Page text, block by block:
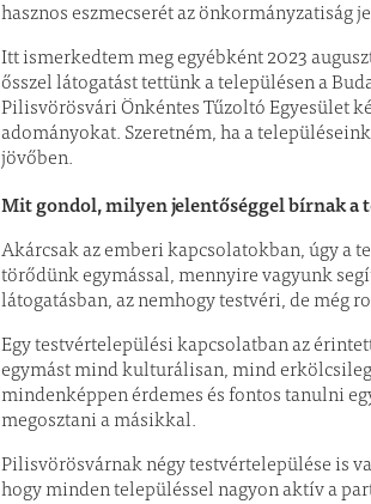
hasznos eszmecserét az
Itt ismerkedtem meg egyébként 2023
ősszel látogatást tettünk a településen a
Pilisvörösvári Önkéntes Tűzoltó Egyesület
adományokat. Szeretném, ha a
jövőben.
Mit gondol, milyen jelentőséggel bírnak a
Akárcsak az emberi kapcsolatokban, úgy a
törődünk egymással, mennyire vagyunk
látogatásban, az nemhogy testvéri, de még
Egy testvértelepülési kapcsolatban az
egymást mind kulturálisan, mind
mindenképpen érdemes és fontos tanulni
megosztani a másikkal.
Pilisvörösvárnak négy testvértelepülése is
hogy minden településsel nagyon aktív a